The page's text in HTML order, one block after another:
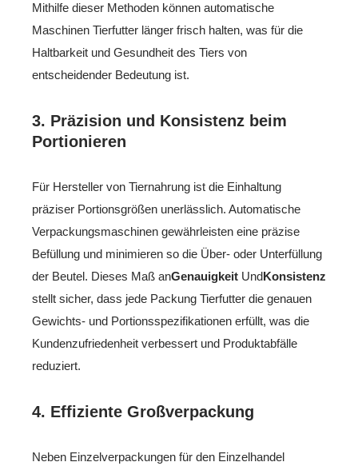
Mithilfe dieser Methoden können automatische
Maschinen Tierfutter länger frisch halten, was für die
Haltbarkeit und Gesundheit des Tiers von
entscheidender Bedeutung ist.
3. Präzision und Konsistenz beim
Portionieren
Für Hersteller von Tiernahrung ist die Einhaltung
präziser Portionsgrößen unerlässlich. Automatische
Verpackungsmaschinen gewährleisten eine präzise
Befüllung und minimieren so die Über- oder Unterfüllung
der Beutel. Dieses Maß anGenauigkeit UndKonsistenz
stellt sicher, dass jede Packung Tierfutter die genauen
Gewichts- und Portionsspezifikationen erfüllt, was die
Kundenzufriedenheit verbessert und Produktabfälle
reduziert.
4. Effiziente Großverpackung
Neben Einzelverpackungen für den Einzelhandel